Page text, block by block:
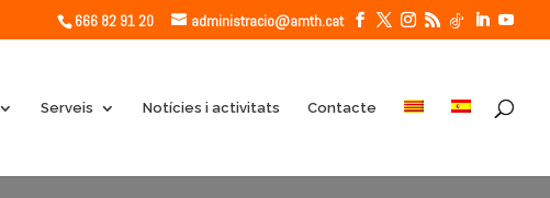
666 82 91 20 administracio@amth.cat
Serveis Notícies i activitats Contacte